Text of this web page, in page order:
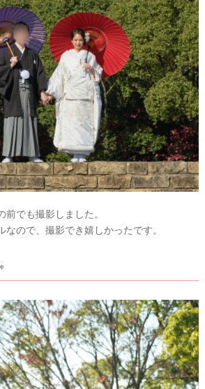
でも撮影しました。
ので、撮影でき嬉しかったです。